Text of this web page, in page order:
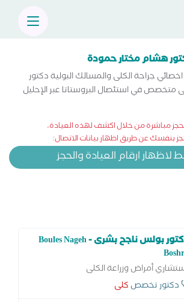
هشام مختار حمودة
اخصائي جراحة الكلى والمسالك البولية دكتور
متخصص في استئصال البروستاتا عبر الإحليل
البريتوني - علاج الاستسقاء - عملية
البول
مباشرة من خلال اكشف لهذه العيادة،
بنفسك عن طريق اظهار بيانات الاتصال:
لاظهار ارقام العيادة والحجز
دكتور بولس ناجح بشرى - Boules Nageh
أمراض وزراعة الكلى
دكتور تخصص كلى